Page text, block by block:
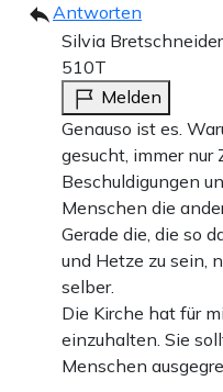
Antworten
Silvia Bretschneider
510T
Melden
Genauso ist es.
gesucht, immer nur
Beschuldigungen
Menschen die
Gerade die, die so
und Hetze zu sein,
selber.
Die Kirche hat für
einzuhalten. Sie
Menschen